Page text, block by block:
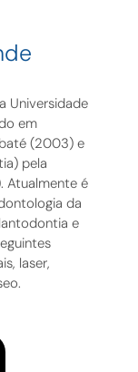
Universidade
em
(2003) e
pela
Atualmente é
da
e
laser,